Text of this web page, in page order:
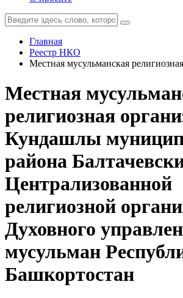
Главная
Реестр НКО
Местная мусульманская религиозная
Местная
религиозная
Кундашлы
района
Централизованной
религиозной
Духовного
мусульман
Башкортостан